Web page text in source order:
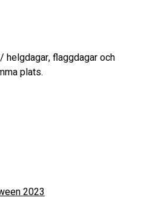
helgdagar, flaggdagar och
plats.
2023